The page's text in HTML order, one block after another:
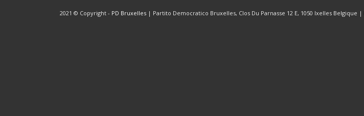
2021 © Copyright - PD Bruxelles | Partito Democratico Bruxelles, Clos Du Parnasse 12 E, 1050 Ixelles Belgique |